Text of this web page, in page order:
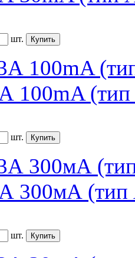
шт.
100mA
шт.
300мА (тип
шт.